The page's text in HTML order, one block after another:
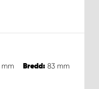
mm Bredd: 83 mm